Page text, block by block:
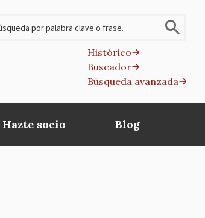
Histórico
Buscador
Búsqueda avanzada
Hazte socio Blog